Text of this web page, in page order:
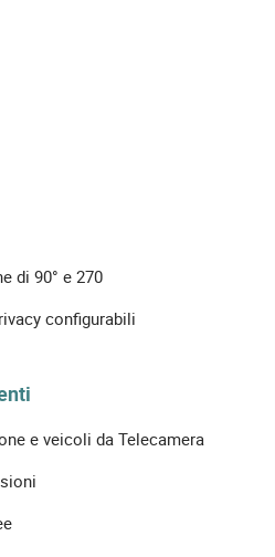
di 90° e 270
configurabili
e veicoli da Telecamera